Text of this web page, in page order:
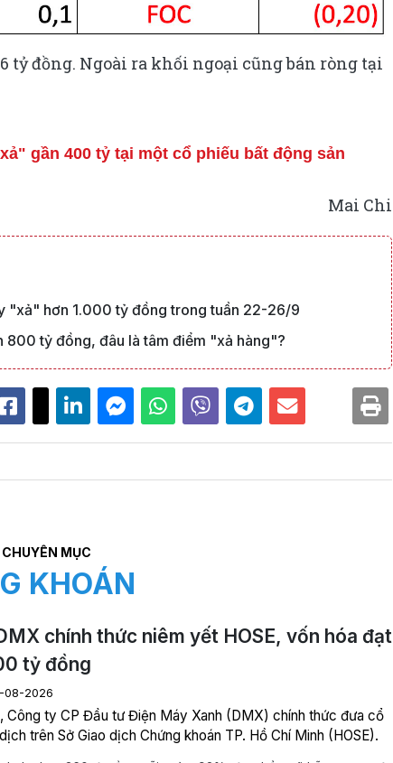
tỷ đồng. Ngoài ra khối ngoại cũng bán ròng tại
gần 400 tỷ tại một cổ phiếu bất động sản
Mai Chi
"xả" hơn 1.000 tỷ đồng trong tuần 22-26/9
800 tỷ đồng, đâu là tâm điểm "xả hàng"?
MỤC
KHOÁN
chính thức niêm yết HOSE, vốn hóa đạt
tỷ đồng
08-2026
Công ty CP Đầu tư Điện Máy Xanh (DMX) chính thức đưa cổ
trên Sở Giao dịch Chứng khoán TP. Hồ Chí Minh (HOSE).